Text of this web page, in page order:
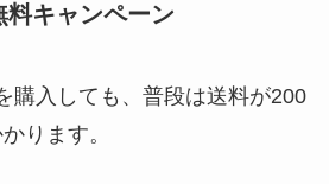
キャンペーン
購入しても、普段は送料が200
ります。